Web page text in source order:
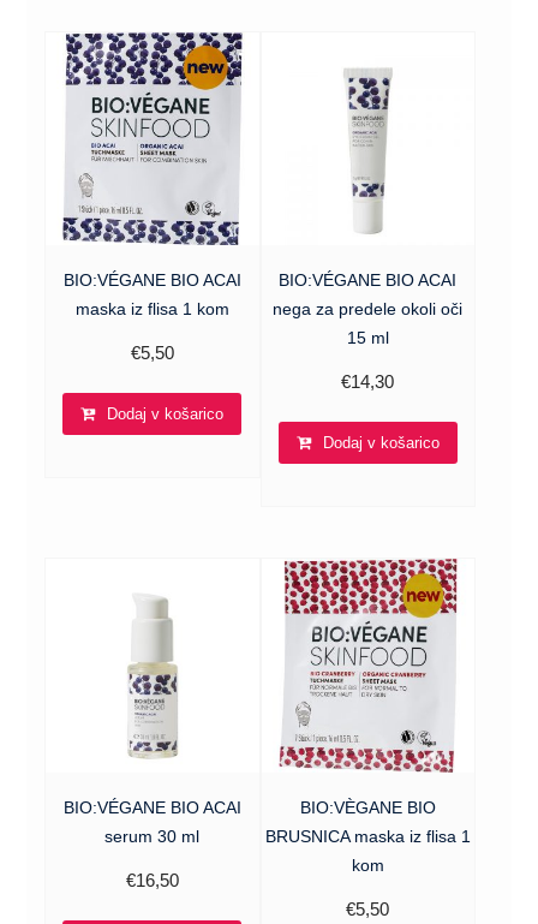
BIO:VÉGANE BIO ACAI
maska iz flisa 1 kom
€5,50
Dodaj v košarico
BIO:VÉGANE BIO ACAI
nega za predele okoli oči
15 ml
€14,30
Dodaj v košarico
BIO:VÉGANE BIO ACAI
serum 30 ml
€16,50
BIO:VÈGANE BIO
BRUSNICA maska iz flisa 1
kom
€5,50